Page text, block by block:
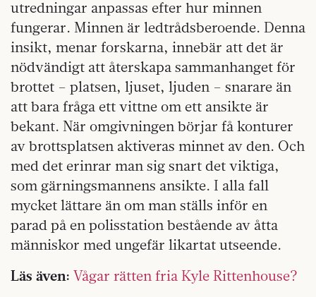
utredningar anpassas efter hur minnen
fungerar. Minnen är ledtrådsberoende. Denna
insikt, menar forskarna, innebär att det är
nödvändigt att återskapa sammanhanget för
brottet – platsen, ljuset, ljuden – snarare än
att bara fråga ett vittne om ett ansikte är
bekant. När omgivningen börjar få konturer
av brottsplatsen aktiveras minnet av den. Och
med det erinrar man sig snart det viktiga,
som gärningsmannens ansikte. I alla fall
mycket lättare än om man ställs inför en
parad på en polisstation bestående av åtta
människor med ungefär likartat utseende.
Läs även: Vågar rätten fria Kyle Rittenhouse?